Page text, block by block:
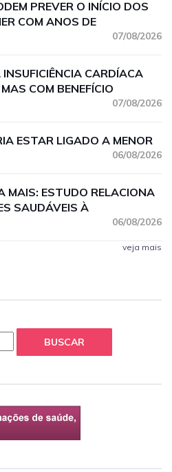
PREVER O INÍCIO DOS
COM ANOS DE
07/08/2026
CARDÍACA
COM BENEFÍCIO
07/08/2026
ESTAR LIGADO A MENOR
06/08/2026
MAIS: ESTUDO RELACIONA
SAUDÁVEIS À
06/08/2026
veja mais
BUSCAR